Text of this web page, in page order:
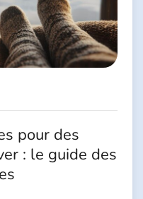
pour des
: le guide des